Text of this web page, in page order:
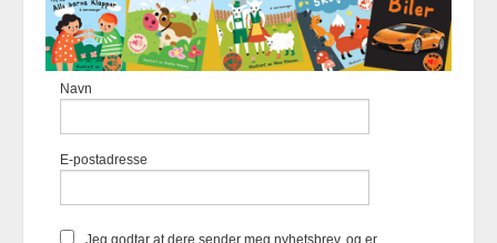
Nyhetsbrev
Foretaksregisteret 883 957 652
du får en bedre kjøpsopplevelse og
bruker cookies hovedsaklig til å
Navn
E-postadresse